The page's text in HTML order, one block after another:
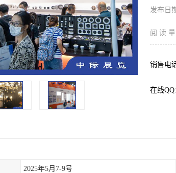
发布日
阅 读 量
销售电
在线QQ
2025年5月7-9号